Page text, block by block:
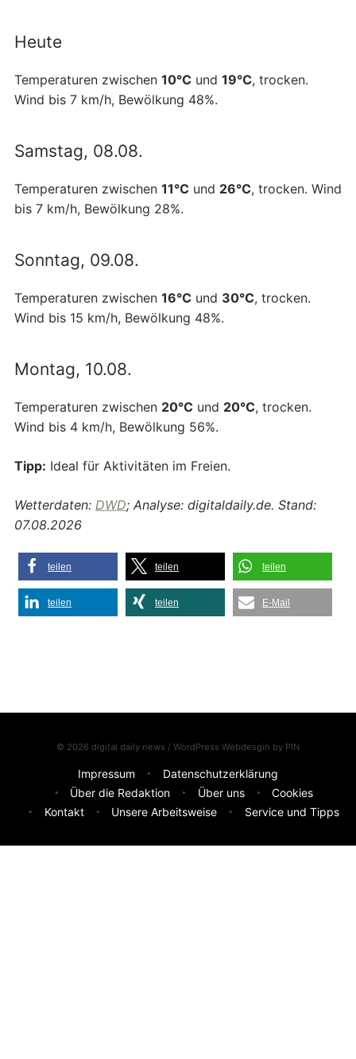
Heute
Temperaturen zwischen 10°C und 19°C, trocken.
Wind bis 7 km/h, Bewölkung 48%.
Samstag, 08.08.
Temperaturen zwischen 11°C und 26°C, trocken. Wind
bis 7 km/h, Bewölkung 28%.
Sonntag, 09.08.
Temperaturen zwischen 16°C und 30°C, trocken.
Wind bis 15 km/h, Bewölkung 48%.
Montag, 10.08.
Temperaturen zwischen 20°C und 20°C, trocken.
Wind bis 4 km/h, Bewölkung 56%.
Tipp: Ideal für Aktivitäten im Freien.
Wetterdaten: DWD; Analyse: digitaldaily.de. Stand:
07.08.2026
teilen teilen teilen
teilen teilen E-Mail
© 2026 digital daily news / WordPress Webdesgin by PIN
Impressum
Datenschutzerklärung
Über die Redaktion
Über uns
Cookies
Kontakt
Unsere Arbeitsweise Service und Tipps